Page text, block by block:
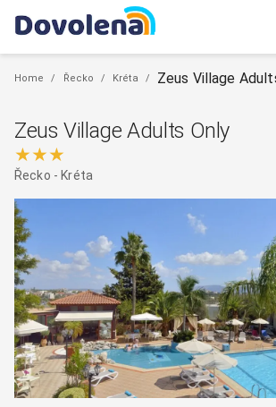
Home / Řecko / Kréta / Zeus Village
Zeus Village Adults Only
★★★
Řecko - Kréta